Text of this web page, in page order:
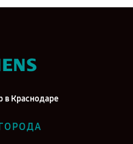
в Краснодаре